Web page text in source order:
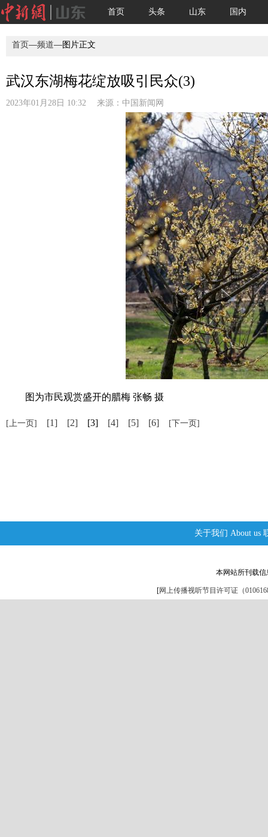
首页 头条 山东 国内
首页—频道—图片正文
武汉东湖梅花绽放吸引民众(3)
2023年01月28日 10:32 来源： 中国新闻网
图为市民观赏盛开的腊梅 张畅 摄
[上一页] [1] [2] [3] [4] [5] [6] [下一页]
关于我们 About us
本网站所刊载
[网上传播视听节目许可证（